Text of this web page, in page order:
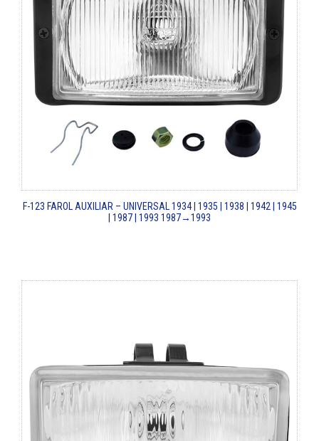
F-123 FAROL AUXILIAR – UNIVERSAL1934 | 1935 | 1938 | 1942 | 1945
| 1987 | 1993 1987→1993